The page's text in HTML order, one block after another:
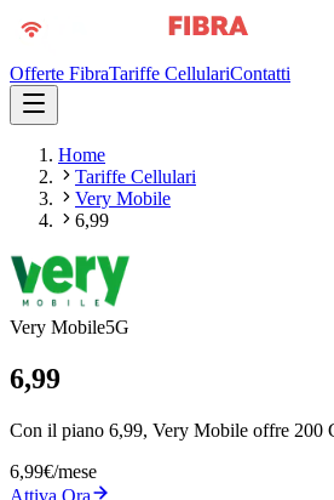
Offerte FibraTariffe CellulariContatti
Home
Tariffe Cellulari
Very Mobile
6,99
Very Mobile5G
6,99
Con il piano 6,99, Very Mobile offre 200
6,99€/mese
Attiva Ora